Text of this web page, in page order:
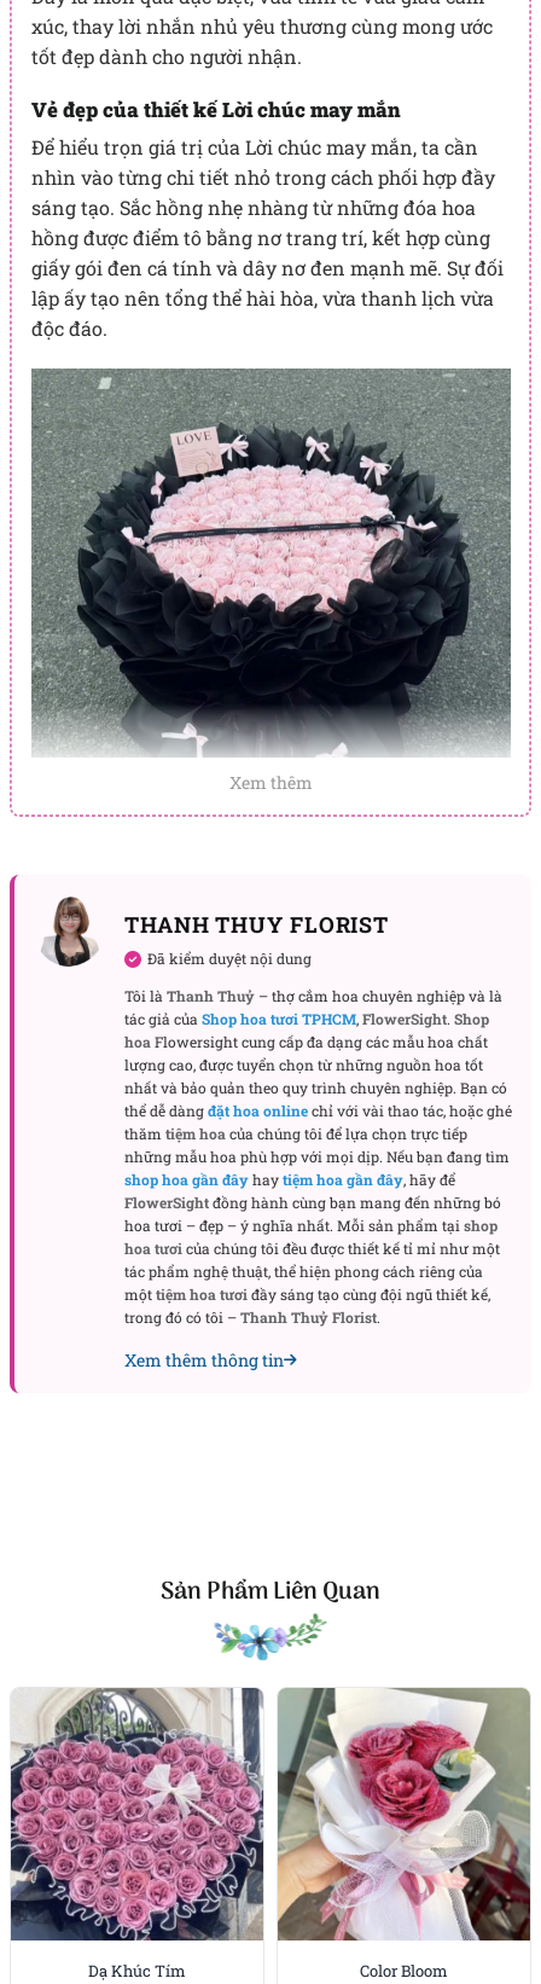
xúc, thay lời nhắn nhủ yêu thương cùng mong ước
tốt đẹp dành cho người nhận.
Vẻ đẹp của thiết kế Lời chúc may mắn
Để hiểu trọn giá trị của Lời chúc may mắn, ta cần
nhìn vào từng chi tiết nhỏ trong cách phối hợp đầy
sáng tạo. Sắc hồng nhẹ nhàng từ những đóa hoa
hồng được điểm tô bằng nơ trang trí, kết hợp cùng
giấy gói đen cá tính và dây nơ đen mạnh mẽ. Sự đối
lập ấy tạo nên tổng thể hài hòa, vừa thanh lịch vừa
độc đáo.
Mộtbó hoa
sáp sẽ trở thành sự đồng hành đáng quý trong
những dịp trọng đại.
Hoa mừng sinh nhật trọn vẹn niềm vui
Trong ngày sinh nhật, bó hoa này giống như món
quà tinh thần, thay cho lời cầu chúc hạnh phúc và
an yên, để người nhận thêm phần rạng rỡ.
Hoa mừng khai trương khởi đầu thuận lợi
Khai trương là khởi đầu đầy hy vọng. Một bó hoa
đẹp sẽ mang đến năng lượng tích cực, như một lời
cầu chúc cho sự thăng hoa và phát triển bền lâu.
Hoa mừng thăng chức khẳng định thành công
đây chính là sự chúc mừng tinh tế. Nó thể hiện niềm
tin, chúc cho người nhận có một khởi đầu suôn sẻ.
Hoa gửi tặng 8/3 và 20/10 đầy yêu thương
Trong những ngày tôn vinh phụ nữ, bó hoa này
mang sắc hồng dịu dàng sẽ thay cho lời tri ân, bày
tỏ tình cảm trân trọng và mong cầu bình an.
Kết luận
Lời chúc may mắn là sự kết hợp giữa vẻ đẹp tinh tế
và thông điệp yêu thương chan chứa. Dù là sinh
nhật, khai trương, thăng chức, tốt nghiệp hay ngày
dành cho phái đẹp, bó hoa này đều mang lại niềm
hạnh phúc. Mỗi cánh hoa hồng là một lời nhắn nhủ
dịu dàng, giúp khoảnh khắc thêm đáng nhớ và ý
Xem thêm
THANH THUY FLORIST
Đã kiểm duyệt nội dung
Tôi làThanh Thuỷ – thợ cắm hoa chuyên nghiệp và là
tác giả củaShop hoa tươi TPHCM,FlowerSight. Shop
hoaFlowersight cung cấp đa dạng các mẫu hoa chất
lượng cao, được tuyển chọn từ những nguồn hoa tốt
nhất và bảo quản theo quy trình chuyên nghiệp. Bạn có
thể dễ dàngđặt hoa onlinechỉ với vài thao tác, hoặc ghé
thămtiệm hoacủa chúng tôi để lựa chọn trực tiếp
những mẫu hoa phù hợp với mọi dịp. Nếu bạn đang tìm
shop hoa gần đâyhaytiệm hoa gần đây, hãy để
FlowerSightđồng hành cùng bạn mang đến những bó
hoa tươi – đẹp – ý nghĩa nhất. Mỗi sản phẩm tạishop
hoa tươicủa chúng tôi đều được thiết kế tỉ mỉ như một
tác phẩm nghệ thuật, thể hiện phong cách riêng của
mộttiệm hoa tươiđầy sáng tạo cùng đội ngũ thiết kế,
trong đó có tôi –Thanh Thuỷ Florist.
Xem thêm thông tin
Sản Phẩm Liên Quan
Dạ Khúc Tím Color Bloom